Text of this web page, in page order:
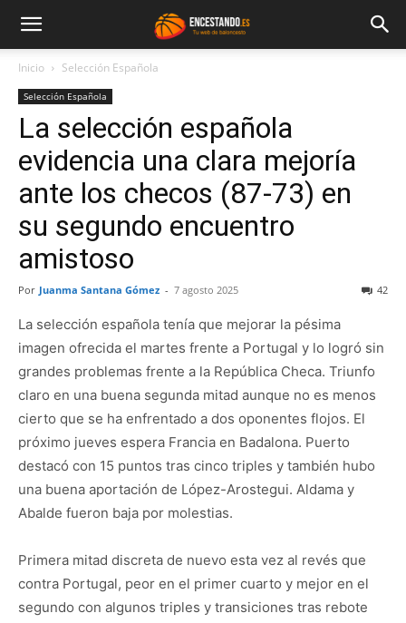
Inicio Selección Española
Selección Española
La selección española
evidencia una clara mejoría
ante los checos (87-73) en
su segundo encuentro
amistoso
Por Juanma Santana Gómez - 7 agosto 2025 42
La selección española tenía que mejorar la pésima
imagen ofrecida el martes frente a Portugal y lo logró sin
grandes problemas frente a la República Checa. Triunfo
claro en una buena segunda mitad aunque no es menos
cierto que se ha enfrentado a dos oponentes flojos. El
próximo jueves espera Francia en Badalona. Puerto
destacó con 15 puntos tras cinco triples y también hubo
una buena aportación de López-Arostegui. Aldama y
Abalde fueron baja por molestias.
Primera mitad discreta de nuevo esta vez al revés que
contra Portugal, peor en el primer cuarto y mejor en el
segundo con algunos triples y transiciones tras rebote